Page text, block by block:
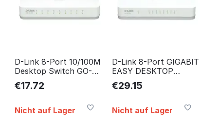
D-Link 8-Port 10/100M
Desktop Switch GO-
SW-8E/E, Unmanaged,
Fast GO-SW-8E/E
€17.72
Nicht auf Lager
D-Link 8-Port GIGABIT
EASY DESKTOP
SWITCH GO-SW-8G/E
€29.15
Nicht auf Lager